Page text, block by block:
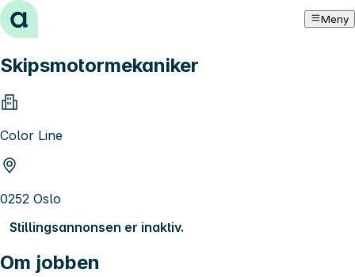
Hopp til innhold Meny
Skipsmotormekaniker
Color Line
0252 Oslo
Stillingsannonsen er inaktiv.
Om jobben